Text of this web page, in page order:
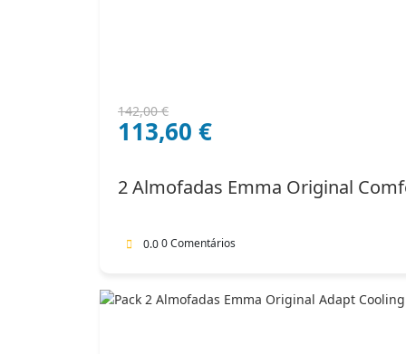
142,00€
O
preço
142,00 €.
113,60 €
O
preço
113,60 €.
2 Almofadas Emma Original
0.00 Comentários